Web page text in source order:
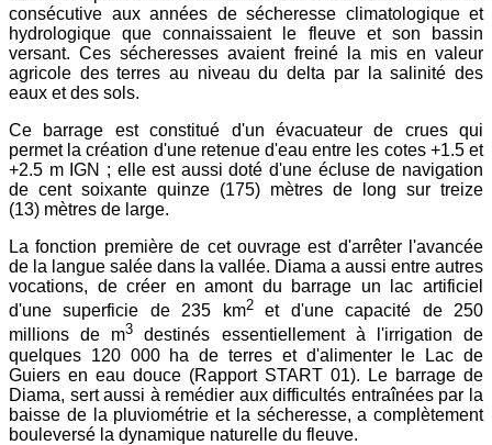
consécutive aux années de sécheresse climatologique et
hydrologique que connaissaient le fleuve et son bassin
versant. Ces sécheresses avaient freiné la mis en valeur
agricole des terres au niveau du delta par la salinité des
eaux et des sols.
Ce barrage est constitué d'un évacuateur de crues qui
permet la création d'une retenue d'eau entre les cotes +1.5 et
+2.5 m IGN ; elle est aussi doté d'une écluse de navigation
de cent soixante quinze (175) mètres de long sur treize
(13) mètres de large.
La fonction première de cet ouvrage est d'arrêter l'avancée
de la langue salée dans la vallée. Diama a aussi entre autres
vocations, de créer en amont du barrage un lac artificiel
d'une superficie de 235 km2et d'une capacité de 250
millions de m3 destinés essentiellement à l'irrigation de
quelques 120 000 ha de terres et d'alimenter le Lac de
Guiers en eau douce (Rapport START 01). Le barrage de
Diama, sert aussi à remédier aux difficultés entraînées par la
baisse de la pluviométrie et la sécheresse, a complètement
bouleversé la dynamique naturelle du fleuve.